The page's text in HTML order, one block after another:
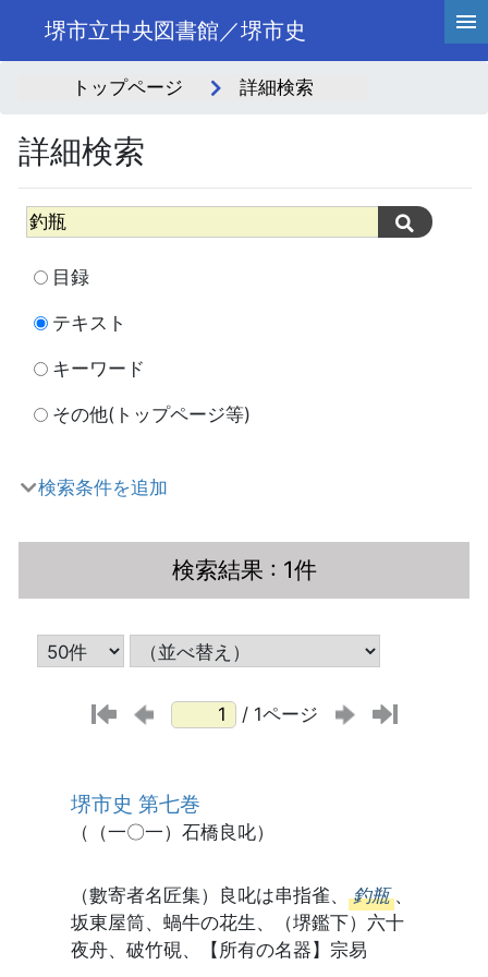
堺市立中央図書館／堺市史
トップページ 詳細検索
詳細検索
目録
テキスト
キーワード
その他(トップページ等)
検索条件を追加
検索結果 : 1件
/ 1ページ
堺市史 第七巻
（（一〇一）石橋良叱）
（數寄者名匠集）良叱は串指雀、 釣瓶 、
坂東屋筒、蝸牛の花生、（堺鑑下）六十
夜舟、破竹硯、【所有の名器】宗易